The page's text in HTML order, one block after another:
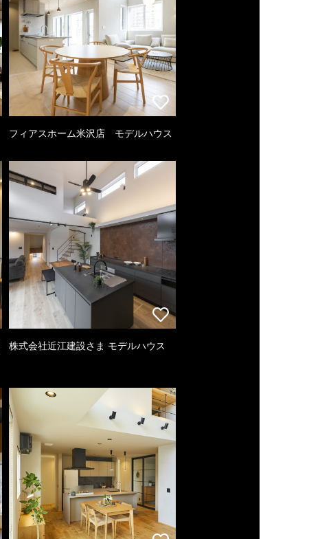
フィアスホーム米沢店 モデルハウス
株式会社近江建設さま モデルハウス